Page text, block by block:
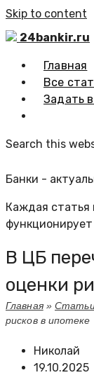
Skip to content
24bankir.ru
Главная
Все
Задать
Search this
Банки -
Каждая статья
В ЦБ
оценки
Главная»
рисков в ипотеке
Николай
19.10.2025